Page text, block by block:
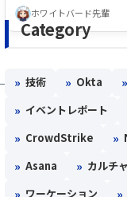
ホワイトバード先輩
Category
» 技術 » Okta »
» イベントレポート
» CrowdStrike »
» Asana » カルチ
» ワーケーション »